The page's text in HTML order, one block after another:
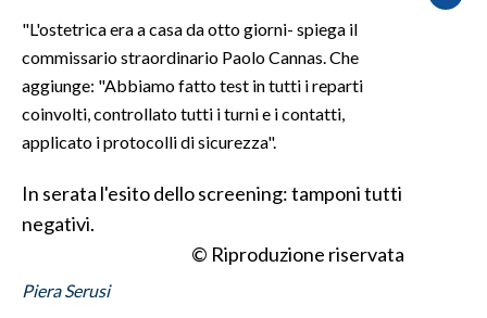
SARDI NEL MONDO
NOTIZIE
EVENTI
#CARAUNIONE
3 MINUTI CON
"L'ostetrica era a casa da otto giorni- spiega il
commissario straordinario Paolo Cannas. Che
aggiunge: "Abbiamo fatto test in tutti i reparti
coinvolti, controllato tutti i turni e i contatti,
applicato i protocolli di sicurezza".
In serata l'esito dello screening: tamponi tutti
negativi.
© Riproduzione riservata
Piera Serusi